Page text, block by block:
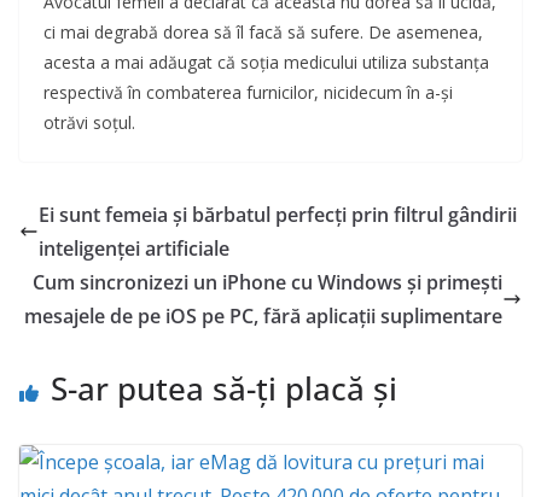
ci mai degrabă dorea să îl facă să sufere. De asemenea,
acesta a mai adăugat că soția medicului utiliza substanța
respectivă în combaterea furnicilor, nicidecum în a-și
otrăvi soțul.
Ei sunt femeia și bărbatul perfecţi prin filtrul gândirii
inteligenței artificiale
Cum sincronizezi un iPhone cu Windows și primești
mesajele de pe iOS pe PC, fără aplicații suplimentare
S-ar putea să-ți placă și